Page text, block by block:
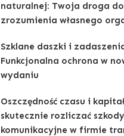
naturalnej: Twoja droga do
zrozumienia własnego
Szklane daszki i
Funkcjonalna ochrona w
wydaniu
Oszczędność czasu i
skutecznie rozliczać szkody
komunikacyjne w firmie